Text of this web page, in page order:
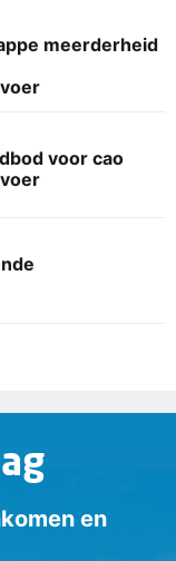
meerderheid
voor cao
en